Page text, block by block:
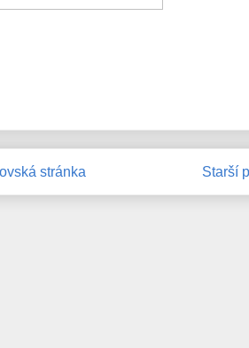
Starší
stránka